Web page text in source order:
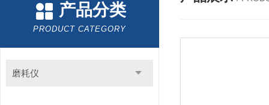
产品分类
PRODUCT CATEGORY
磨耗仪